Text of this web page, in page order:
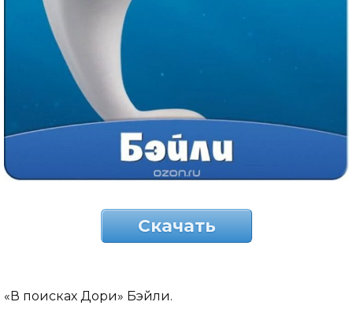
Скачать
«В поисках Дори» Бэйли.